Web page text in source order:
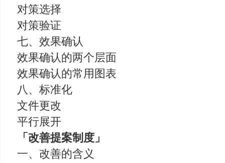
对策选择
对策验证
七、效果确认
效果确认的两个层面
效果确认的常用图表
八、标准化
文件更改
平行展开
「改善提案制度」
一、改善的含义